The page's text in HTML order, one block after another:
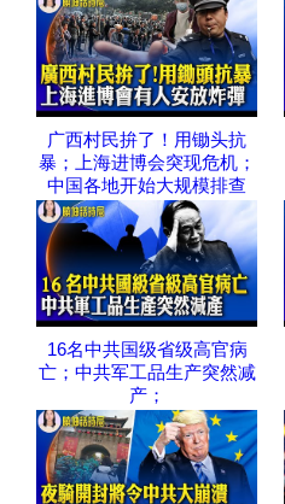
广西村民拚了！用锄头抗
暴；上海进博会突现危机；
中国各地开始大规模排查
16名中共国级省级高官病
亡；中共军工品生产突然减
产；